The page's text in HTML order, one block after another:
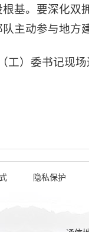
基。要深化
主动参与地方
）委书记现
隐私保护